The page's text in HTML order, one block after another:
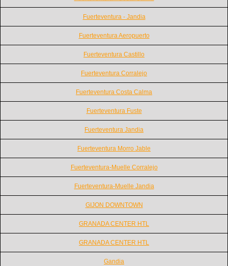
Fuerteventura - Jandia
Fuerteventura Aeropuerto
Fuerteventura Castillo
Fuerteventura Corralejo
Fuerteventura Costa Calma
Fuerteventura Fuste
Fuerteventura Jandia
Fuerteventura Morro Jable
Fuerteventura-Muelle Corralejo
Fuerteventura-Muelle Jandia
GIJON DOWNTOWN
GRANADA CENTER HTL
GRANADA CENTER HTL
Gandia